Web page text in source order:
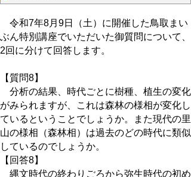
令和7年8月9日（土）に開催した鳥取まい
ぶん特別講座でいただいた御質問について、
2回に分けて回答します。
【質問8】
分析の結果、時代ごとに樹種、植生の変化
がみられますが、これは森林の様相が変化し
ているということでしょうか。また現代の里
山の様相（森林相）は過去のどの時代に類似
しているのでしょうか。
【回答8】
縄文時代の終わりごろから弥生時代の初め